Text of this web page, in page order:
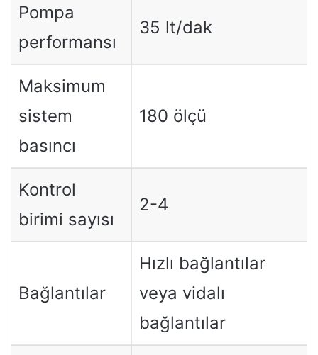
Pompa
performansı
35 lt/dak
Maksimum
sistem
basıncı
180 ölçü
Kontrol
birimi sayısı
2-4
Bağlantılar
Hızlı bağlantılar
veya vidalı
bağlantılar